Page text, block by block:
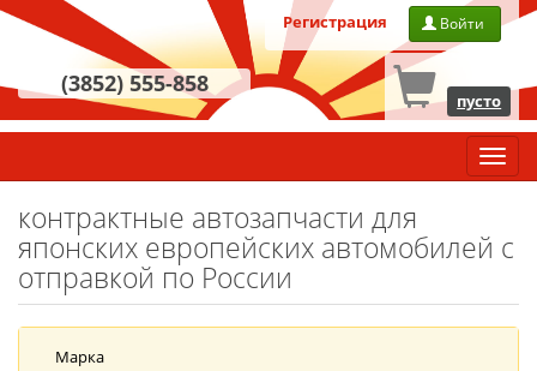
Регистрация Войти
(3852) 555-858
пусто
меню
контрактные автозапчасти для
японских европейских автомобилей с
отправкой по России
Марка